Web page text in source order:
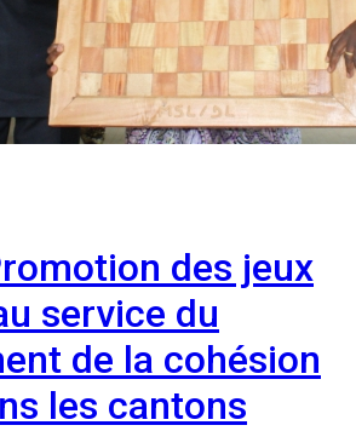
des jeux
service du
de la cohésion
les cantons